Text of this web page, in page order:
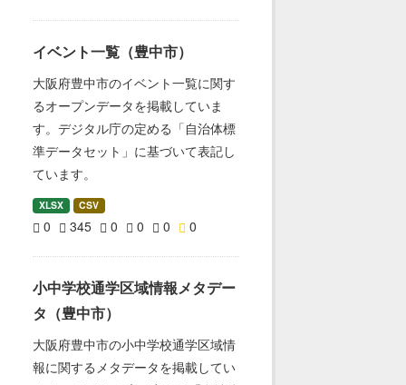
イベント一覧（豊中市）
大阪府豊中市のイベント一覧に関す
るオープンデータを掲載していま
す。デジタル庁の定める「自治体標
準データセット」に基づいて表記し
ています。
XLSX CSV
0 345 0 0 0 0
小中学校通学区域情報メタデー
タ（豊中市）
大阪府豊中市の小中学校通学区域情
報に関するメタデータを掲載してい